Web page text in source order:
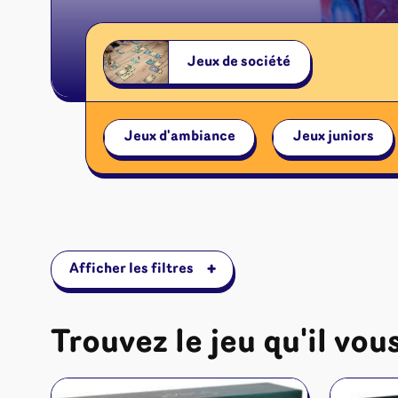
Jeux de
Jeux juniors
Jeux de société
Jeux d'ambiance Jeux juniors
Afficher les filtres +
Trouvez le jeu qu'il